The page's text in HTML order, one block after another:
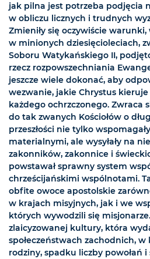
jak pilna jest potrzeba podjęcia
w obliczu licznych i trudnych
Zmieniły się oczywiście
w minionych dziesięcioleciach,
Soboru Watykańskiego II,
rzecz rozpowszechniania
jeszcze wiele dokonać, aby
wezwanie, jakie Chrystus
każdego ochrzczonego. Zwraca
do tak zwanych Kościołów o
przeszłości nie tylko
materialnymi, ale wysyłały na
zakonników, zakonnice i
powstawał sprawny system
chrześcijańskimi wspólnotami.
obfite owoce apostolskie
w krajach misyjnych, jak i we
których wywodzili się
zlaicyzowanej kultury, która
społeczeństwach zachodnich,
rodziny, spadku liczby powołań i